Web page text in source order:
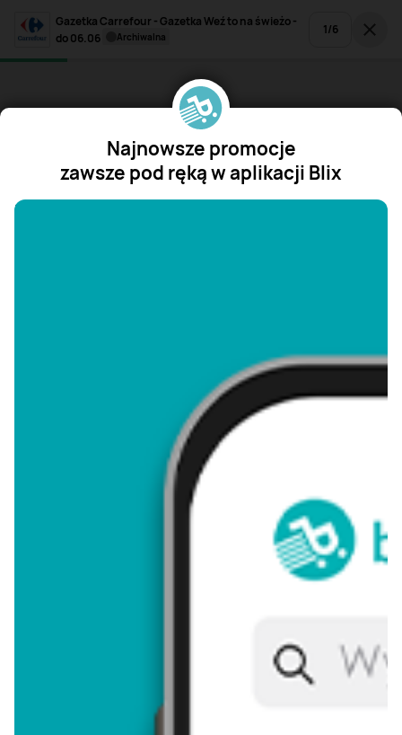
Gazetka Carrefour - Gazetka Weź to na świeżo -
do 06.06
archiwalna 1/6
Najnowsze promocje
zawsze pod ręką w aplikacji Blix
"/>